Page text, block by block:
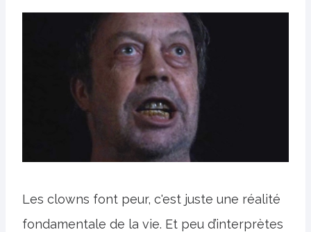
Les clowns font peur, c'est juste une réalité
fondamentale de la vie. Et peu d’interprètes